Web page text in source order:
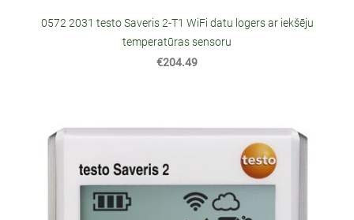
0572 2031 testo Saveris 2-T1 WiFi datu logers ar iekšēju
temperatūras sensoru
€204.49